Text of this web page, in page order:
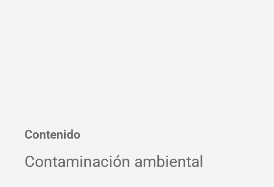
Contenido
Contaminación ambiental